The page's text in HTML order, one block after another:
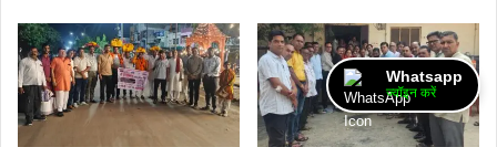
Whatsapp
ज्वॉइन करें